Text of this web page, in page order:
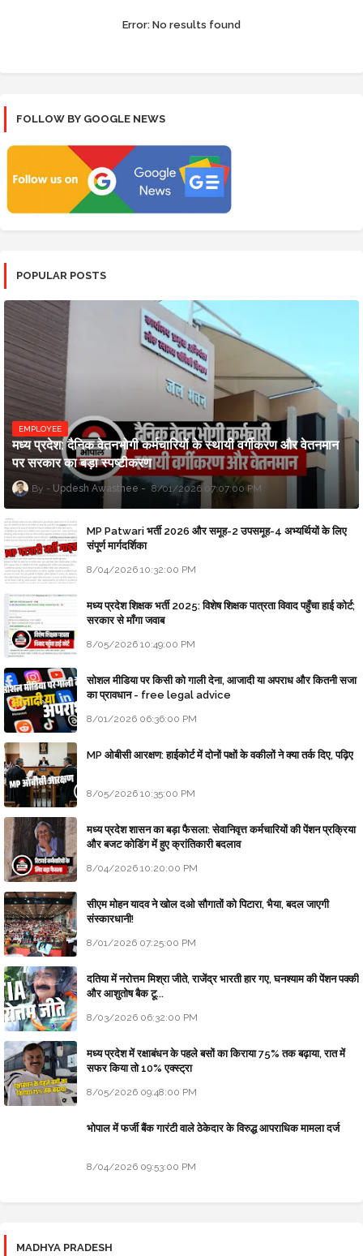
Error: No results found
FOLLOW BY GOOGLE NEWS
POPULAR POSTS
EMPLOYEE
मध्य प्रदेश: दैनिक वेतनभोगी कर्मचारियों के स्थायी वर्गीकरण और वेतनमान
पर सरकार का बड़ा स्पष्टीकरण
Updesh Awasthee 8/01/2026 07:07:00 PM
MP Patwari भर्ती 2026 और समूह-2 उपसमूह-4 अभ्यर्थियों के लिए
संपूर्ण मार्गदर्शिका
8/04/2026 10:32:00 PM
मध्य प्रदेश शिक्षक भर्ती 2025: विशेष शिक्षक पात्रता विवाद पहुँचा हाई कोर्ट;
सरकार से माँगा जवाब
8/05/2026 10:49:00 PM
सोशल मीडिया पर किसी को गाली देना, आजादी या अपराध और कितनी सजा
का प्रावधान - free legal advice
8/01/2026 06:36:00 PM
MP ओबीसी आरक्षण: हाईकोर्ट में दोनों पक्षों के वकीलों ने क्या तर्क दिए, पढ़िए
8/05/2026 10:35:00 PM
मध्य प्रदेश शासन का बड़ा फैसला: सेवानिवृत्त कर्मचारियों की पेंशन प्रक्रिया
और बजट कोडिंग में हुए क्रांतिकारी बदलाव
8/04/2026 10:20:00 PM
सीएम मोहन यादव ने खोल दओ सौगातों को पिटारा, भैया, बदल जाएगी
संस्कारधानी!
8/01/2026 07:25:00 PM
दतिया में नरोत्तम मिश्रा जीते, राजेंद्र भारती हार गए, घनश्याम की पेंशन पक्की
और आशुतोष बैक टू...
8/03/2026 06:32:00 PM
मध्य प्रदेश में रक्षाबंधन के पहले बसों का किराया 75% तक बढ़ाया, रात में
सफर किया तो 10% एक्स्ट्रा
8/05/2026 09:48:00 PM
भोपाल में फर्जी बैंक गारंटी वाले ठेकेदार के विरुद्ध आपराधिक मामला दर्ज
8/04/2026 09:53:00 PM
MADHYA PRADESH